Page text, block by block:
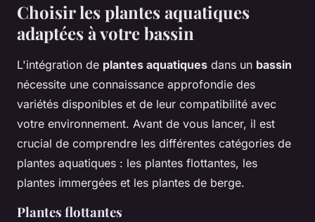
Choisir les plantes aquatiques
adaptées à votre bassin
L'intégration de plantes aquatiques dans un bassin
nécessite une connaissance approfondie des
variétés disponibles et de leur compatibilité avec
votre environnement. Avant de vous lancer, il est
crucial de comprendre les différentes catégories de
plantes aquatiques : les plantes flottantes, les
plantes immergées et les plantes de berge.
Plantes flottantes